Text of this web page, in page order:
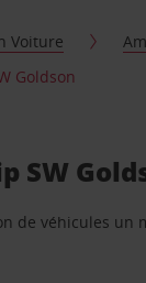
Voiture
Goldson
de véhicules